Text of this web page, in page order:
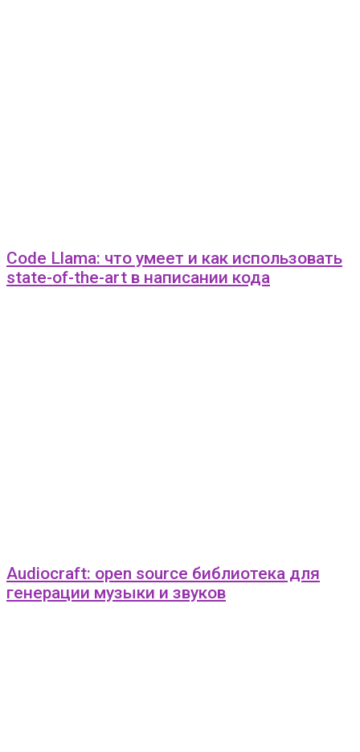
Code Llama: что умеет и как использовать
state-of-the-art в написании кода
Audiocraft: open source библиотека для
генерации музыки и звуков